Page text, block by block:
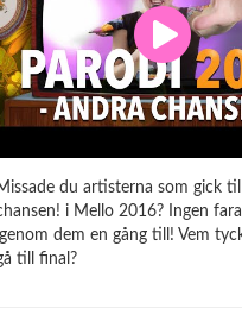
du artisterna som gick
i Mello 2016? Ingen
dem en gång till! Vem
till final?